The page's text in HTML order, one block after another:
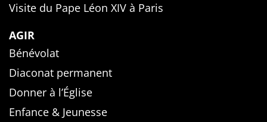
Visite du Pape Léon XIV à Paris
AGIR
Bénévolat
Diaconat permanent
Donner à l’Église
Enfance & Jeunesse